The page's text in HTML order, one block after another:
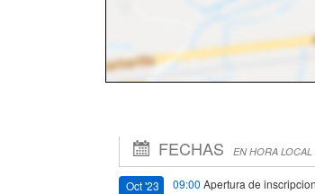
FECHAS EN HORA
Oct '23 09:00 Apertura de